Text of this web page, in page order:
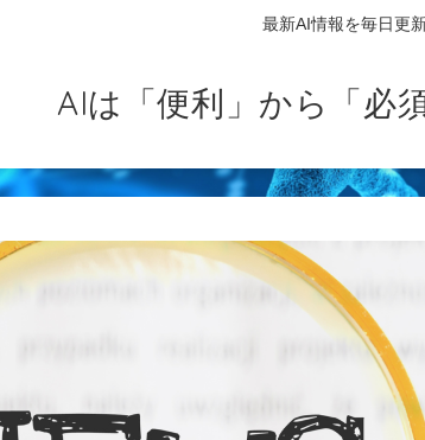
最新AI情報を毎日更
AIは「便利」から「必